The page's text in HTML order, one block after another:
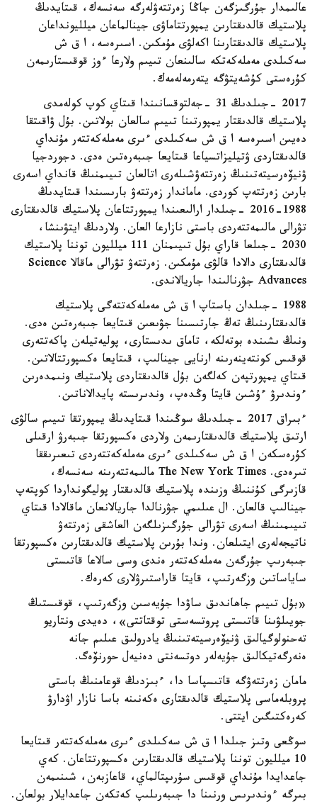
عالىمدار جۇرگىزگەن جاڭا زەرتتەۋلەرگە سەنسەك، قىتايدىڭ
پلاستيك قالدىقتارىن يمپورتتاماۋى جينالماعان ميلليونداعان
پلاستيك قالدىقتارىنا اكەلۋى مۇمكىن. اسىرەسە، ا ق ش
سەكىلدى مەملەكەتكە سالىنعان تىيىم ولارعا ءوز قوقىستارىمەن
كۇرەستى كۇشەيتۋگە يتەرمەلەمەك.
2017 -جىلدىڭ 31 -جەلتوقسانىندا قىتاي كوپ كولەمدى
پلاستيك قالدىقتار يمپورتىنا تىيىم سالعان بولاتىن. بۇل ۋاقىتقا
دەيىن اسىرەسە ا ق ش سەكىلدى ءىرى مەملەكەتتەر مۇنداي
قالدىقتاردى ۋتيليزاتسياعا قىتايعا جىبەرەتىن ەدى. دجوردجيا
ۋنيۆەرسيتەتىنىڭ زەرتتەۋشىلەرى اتالعان تىيىمنىڭ قانداي اسەرى
بارىن زەرتتەپ كوردى. ماماندار زەرتتەۋ بارىسىندا قىتايدىڭ
1988-2016 -جىلدار ارالىعىندا يمپورتتاعان پلاستيك قالدىقتارى
تۋرالى مالىمەتتەردى باستى نازارعا العان. ولاردىڭ ايتۋىنشا،
2030 -جىلعا قاراي بۇل تىيىمنان 111 ميلليون توننا پلاستيك
قالدىقتارى دالادا قالۋى مۇمكىن. زەرتتەۋ تۋرالى ماقالا Science
Advances جۋرنالىندا جاريالاندى.
1988 -جىلدان باستاپ ا ق ش مەملەكەتتەگى پلاستيك
قالدىقتارىنىڭ تەڭ جارتىسىنا جۋىعىن قىتايعا جىبەرەتىن ەدى.
ونىڭ ىشىندە بوتەلكە، تاماق ىدىستارى، پوليەتيلەن پاكەتتەرى
قوقىس كونتەينەرىنە ارنايى جينالىپ، قىتايعا ەكسپورتتالاتىن.
قىتاي يمپورتپەن كەلگەن بۇل قالدىقتاردى پلاستيك ونىمدەرىن
ءوندىرۋ ءۇشىن قايتا وڭدەپ، وندىرىستە پايدالاناتىن.
ءبىراق 2017 -جىلدىڭ سوڭىندا قىتايدىڭ يمپورتقا تىيىم سالۋى
ارتىق پلاستيك قالدىقتارىمەن ولاردى ەكسپورتقا جىبەرۋ ارقىلى
كۇرەسكەن ا ق ش سەكىلدى ءىرى مەملەكەتتەردى تىعىرىققا
تىرەدى. The New York Times مالىمەتتەرىنە سەنسەك،
قازىرگى كۇننىڭ وزىندە پلاستيك قالدىقتار پوليگونداردا كوپتەپ
جينالىپ قالعان. ال عىلىمي جۋرنالدا جاريالانعان ماقالادا قىتاي
تىيىمىنىڭ اسەرى تۋرالى جۇرگىزىلگەن العاشقى زەرتتەۋ
ناتيجەلەرى ايتىلعان. وندا بۇرىن پلاستيك قالدىقتارىن ەكسپورتقا
جىبەرىپ جۇرگەن مەملەكەتتەر ەندى وسى سالاعا قاتىستى
ساياساتىن وزگەرتىپ، قايتا قاراستىرۋلارى كەرەك.
«بۇل تىيىم جاھاندىق ساۋدا جۇيەسىن وزگەرتىپ، قوقىستىڭ
جويىلۋىنا قاتىستى پروتسەستى توقتاتتى»، دەيدى ونتاريو
تەحنولوگيالىق ۋنيۆەرسيتەتىنىڭ يادرولىق عىلىم جانە
ەنەرگەتيكالىق جۇيەلەر دوتسەنتى دەنيەل حورنۆەگ.
مامان زەرتتەۋگە قاتىسپاسا دا، ءبىزدىڭ قوعامنىڭ باستى
پروبلەماسى پلاستيك قالدىقتارى ەكەنىنە باسا نازار اۋدارۋ
كەرەكتىگىن ايتتى.
سوڭعى وتىز جىلدا ا ق ش سەكىلدى ءىرى مەملەكەتتەر قىتايعا
10 ميلليون توننا پلاستيك قالدىقتارىن ەكسپورتتاعان. كەي
جاعدايدا مۇنداي قوقىس سۇرىپتالماي، قاعازبەن، شىنىمەن
بىرگە ءوندىرىس ورنىنا دا جىبەرىلىپ كەتكەن جاعدايلار بولعان.